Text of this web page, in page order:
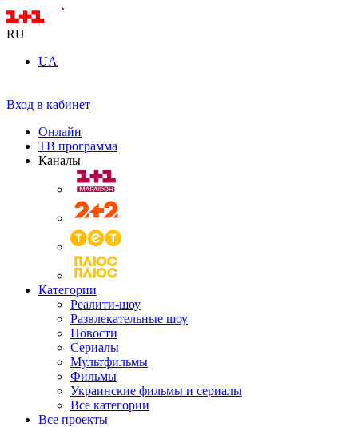
RU
UA
Вход в кабинет
Онлайн
ТВ программа
Каналы
Категории
Реалити-шоу
Развлекательные шоу
Новости
Сериалы
Мультфильмы
Фильмы
Украинские фильмы и сериалы
Все категории
Все проекты